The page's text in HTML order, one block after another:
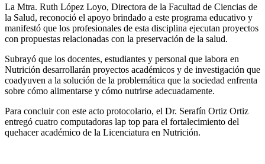
La Mtra. Ruth López Loyo, Directora de la Facultad de Ciencias de
la Salud, reconoció el apoyo brindado a este programa educativo y
manifestó que los profesionales de esta disciplina ejecutan proyectos
con propuestas relacionadas con la preservación de la salud.
Subrayó que los docentes, estudiantes y personal que labora en
Nutrición desarrollarán proyectos académicos y de investigación que
coadyuven a la solución de la problemática que la sociedad enfrenta
sobre cómo alimentarse y cómo nutrirse adecuadamente.
Para concluir con este acto protocolario, el Dr. Serafín Ortiz Ortiz
entregó cuatro computadoras lap top para el fortalecimiento del
quehacer académico de la Licenciatura en Nutrición.